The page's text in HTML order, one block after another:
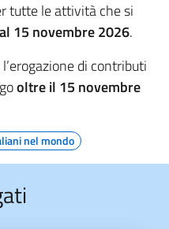
tutte le attività che si
15 novembre 2026.
di contributi
oltre il 15 novembre
nel mondo